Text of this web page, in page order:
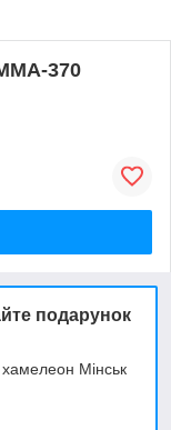
370
подарунок
Мінськ